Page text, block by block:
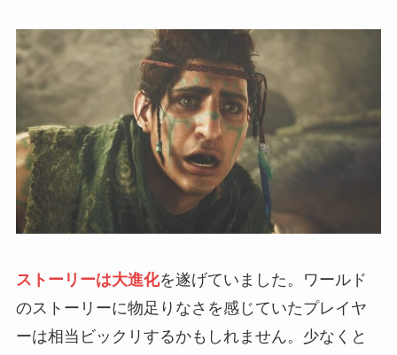
ストーリーは大進化を遂げていました。ワールド
のストーリーに物足りなさを感じていたプレイヤ
ーは相当ビックリするかもしれません。少なくと